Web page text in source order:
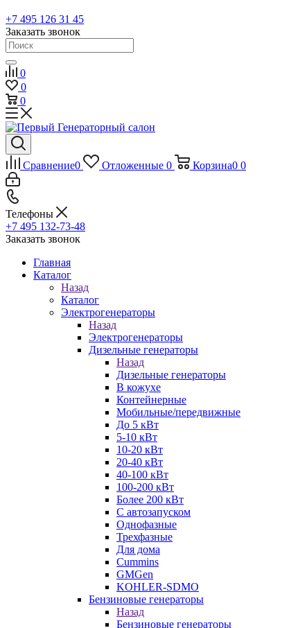
+7 495 126 31 45
Заказать звонок
0
0
0
Сравнение0 Отложенные 0 Корзина0 0
Телефоны
+7 495 132-73-48
Заказать звонок
Главная
Каталог
Назад
Каталог
Электрогенераторы
Назад
Электрогенераторы
Дизельные генераторы
Назад
Дизельные генераторы
В кожухе
Контейнерные
Мобильные/передвижные
До 5 кВт
5-10 кВт
10-20 кВт
20-40 кВт
40-100 кВт
100-200 кВт
Более 200 кВт
С автозапуском
Однофазные
Трехфазные
Для дома
Cummins
GMGen
KOHLER-SDMO
Бензиновые генераторы
Назад
Бензиновые генераторы